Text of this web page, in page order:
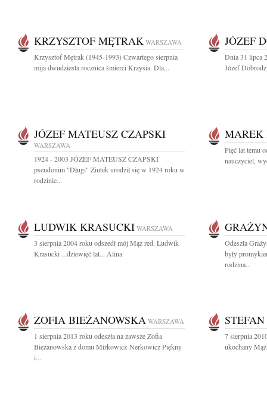
KRZYSZTOF MĘTRAK WARSZAWA
Krzysztof Mętrak (1945-1993) Czwartego sierpnia
mija dwudziesta rocznica śmierci Krzysia. Dla...
JÓZEF
Dnia 31 lipca
Józef
JÓZEF MATEUSZ CZAPSKI
WARSZAWA
1924 - 2003 JÓZEF MATEUSZ CZAPSKI
pseudonim "Długi" Ziutek urodził się w 1924 roku w
rodzinie...
MAREK
Pięć lat temu
nauczyciel,
LUDWIK KRASUCKI WARSZAWA
3 sierpnia 2004 roku odszedł mój Mąż red. Ludwik
Krasucki ...dziewięć lat... Alina
Odeszła
były
rodzina...
ZOFIA BIEŻANOWSKA WARSZAWA
1 sierpnia 2013 roku odeszła na zawsze Zofia
Bieżanowska z domu Mirkowicz-Nerkowicz Piękny
i...
7 sierpnia
ukochany